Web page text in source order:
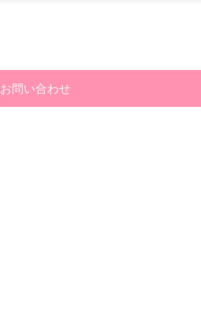
お問い合わせ